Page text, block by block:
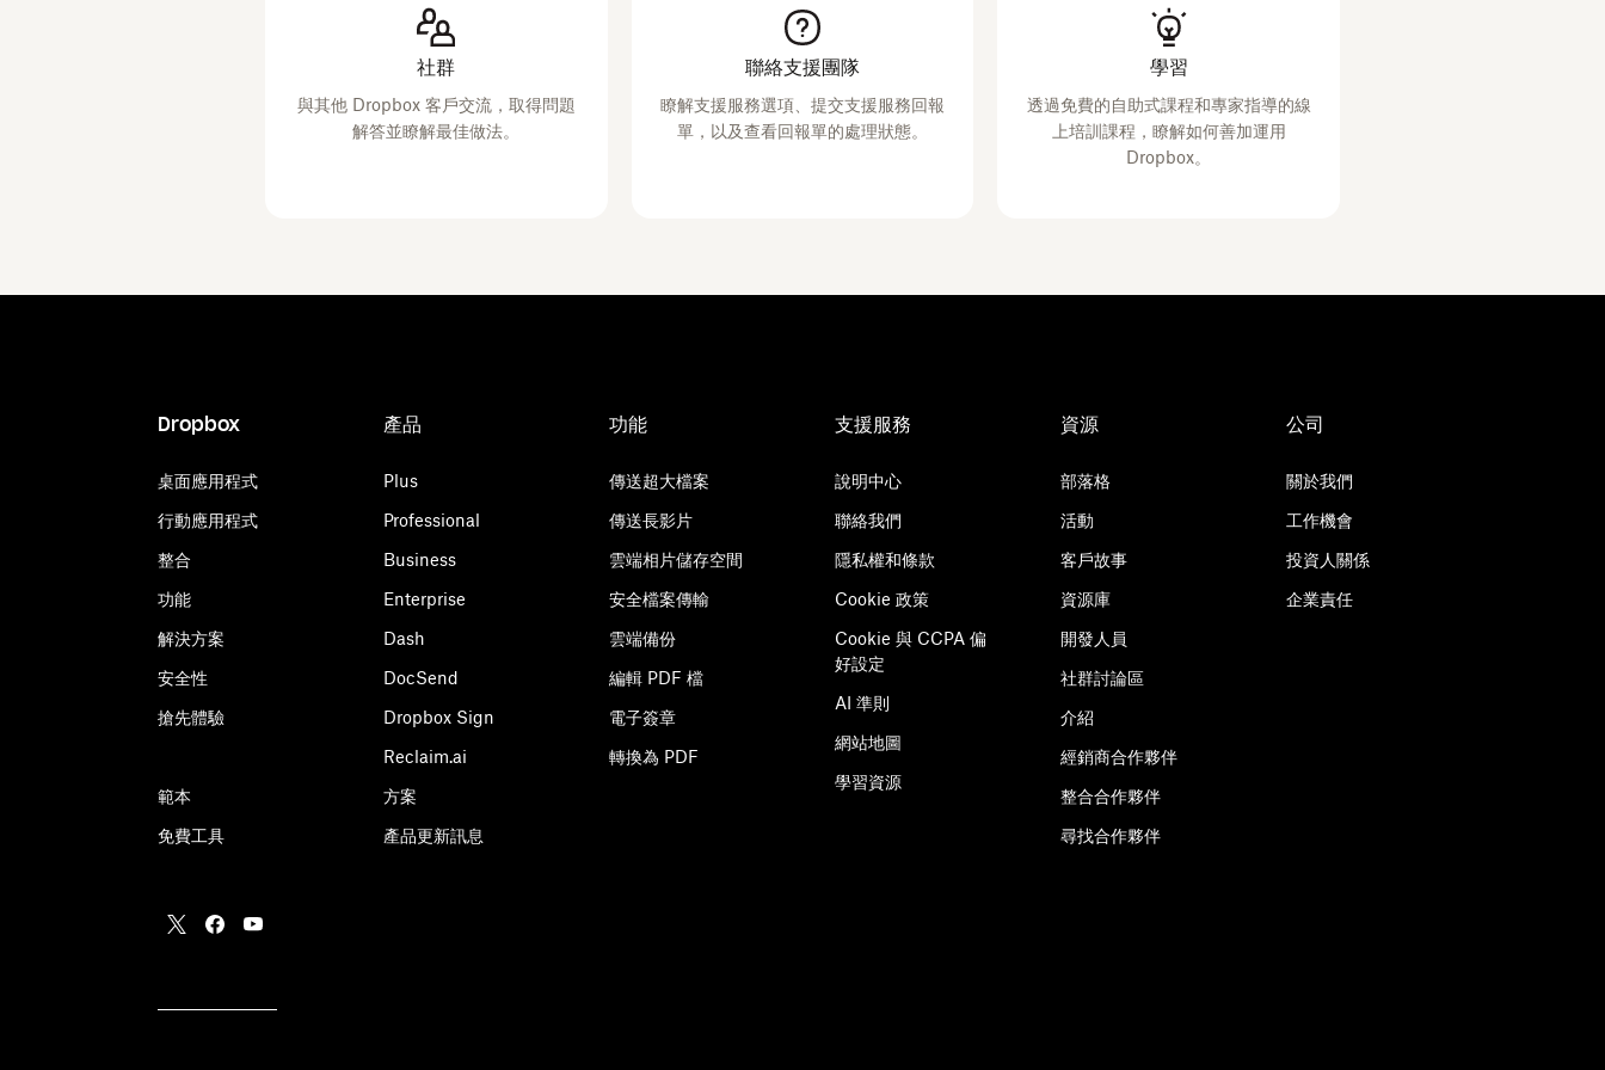
社群
與其他 Dropbox 客戶交流，取得問題
解答並瞭解最佳做法。
聯絡支援團隊
瞭解支援服務選項、提交支援服務回報
單，以及查看回報單的處理狀態。
學習
透過免費的自助式課程和專家指導的線
上培訓課程，瞭解如何善加運用
Dropbox。
Dropbox
桌面應用程式
行動應用程式
整合
功能
解決方案
安全性
搶先體驗
範本
免費工具
產品
Plus
Professional
Business
Enterprise
Dash
DocSend
Dropbox Sign
Reclaim.ai
方案
產品更新訊息
功能
傳送超大檔案
傳送長影片
雲端相片儲存空間
安全檔案傳輸
雲端備份
編輯 PDF 檔
電子簽章
轉換為 PDF
支援服務
說明中心
聯絡我們
隱私權和條款
Cookie 政策
Cookie 與 CCPA 偏
好設定
AI 準則
網站地圖
學習資源
資源
部落格
活動
客戶故事
資源庫
開發人員
社群討論區
介紹
經銷商合作夥伴
整合合作夥伴
尋找合作夥伴
公司
關於我們
工作機會
投資人關係
企業責任